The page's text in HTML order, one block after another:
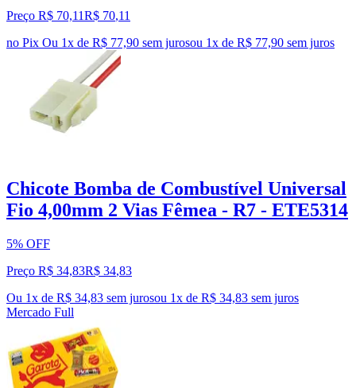
Preço R$ 70,11R$ 70,11
no Pix Ou 1x de R$ 77,90 sem jurosou 1x de R$ 77,90 sem juros
Chicote Bomba de Combustível Universal
Fio 4,00mm 2 Vias Fêmea - R7 - ETE5314
5% OFF
Preço R$ 34,83R$ 34,83
Ou 1x de R$ 34,83 sem jurosou 1x de R$ 34,83 sem juros
Mercado Full